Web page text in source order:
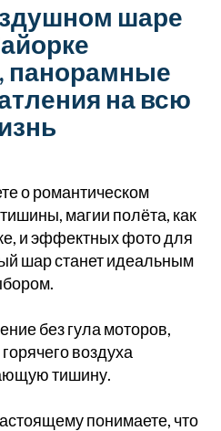
шаре
панорамные
на всю
о романтическом
магии полёта, как
и эффектных фото для
шар станет идеальным
без гула моторов,
воздуха
тишину.
понимаете, что